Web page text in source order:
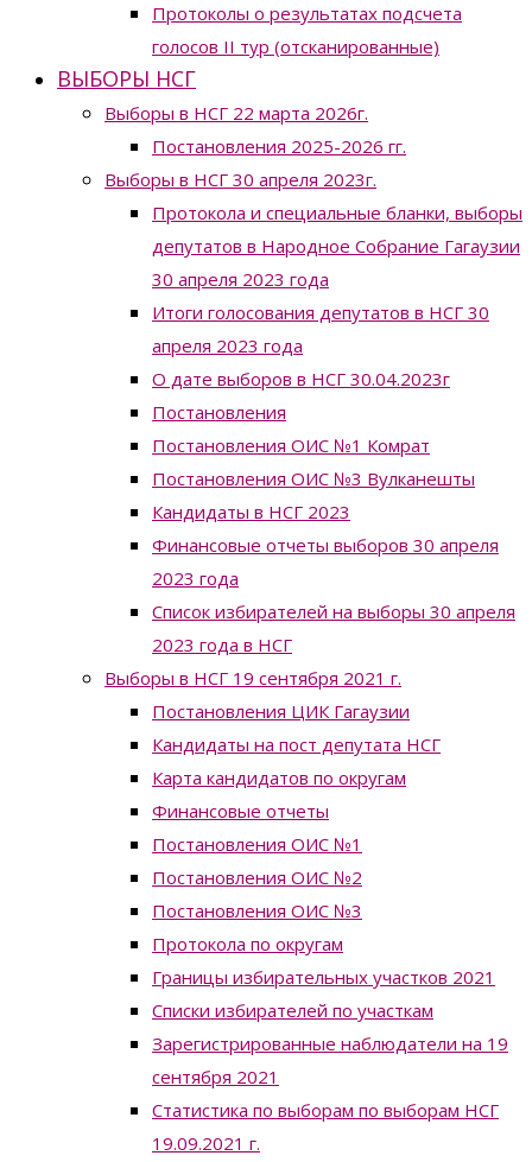
Протоколы о результатах подсчета
голосов II тур (отсканированные)
ВЫБОРЫ НСГ
Выборы в НСГ 22 марта 2026г.
Постановления 2025-2026 гг.
Выборы в НСГ 30 апреля 2023г.
Протокола и специальные бланки, выборы
депутатов в Народное Собрание Гагаузии
30 апреля 2023 года
Итоги голосования депутатов в НСГ 30
апреля 2023 года
О дате выборов в НСГ 30.04.2023г
Постановления
Постановления ОИС №1 Комрат
Постановления ОИС №3 Вулканешты
Кандидаты в НСГ 2023
Финансовые отчеты выборов 30 апреля
2023 года
Список избирателей на выборы 30 апреля
2023 года в НСГ
Выборы в НСГ 19 сентября 2021 г.
Постановления ЦИК Гагаузии
Кандидаты на пост депутата НСГ
Карта кандидатов по округам
Финансовые отчеты
Постановления ОИС №1
Постановления ОИС №2
Постановления ОИС №3
Протокола по округам
Границы избирательных участков 2021
Списки избирателей по участкам
Зарегистрированные наблюдатели на 19
сентября 2021
Статистика по выборам по выборам НСГ
19.09.2021 г.